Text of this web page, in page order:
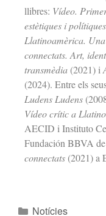
llibres: Vídeo.
estètiques i
Llatinoamèrica.
connectats. Art,
transmèdia (2021) i
(2024). Entre els
Ludens Ludens
Vídeo crític a
AECID i Instituto
Fundación BBVA
connectats (2021) a
Notícies